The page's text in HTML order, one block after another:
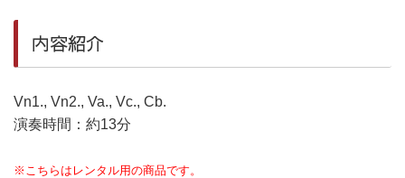
内容紹介
Vn1., Vn2., Va., Vc., Cb.
演奏時間：約13分
※こちらはレンタル用の商品です。